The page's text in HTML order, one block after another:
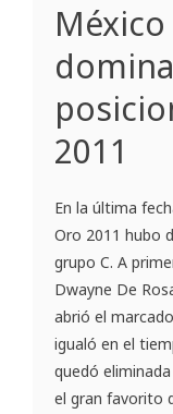
México
2011
En la última
Oro 2011 hubo
grupo C. A
Dwayne De
abrió el
igualó en el
quedó
el gran favorito